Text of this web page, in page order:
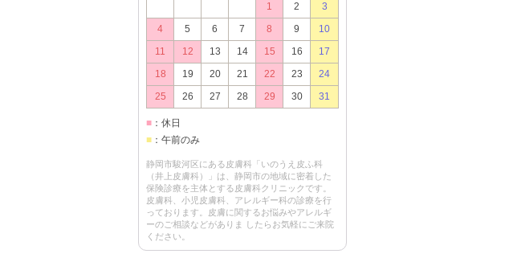
1
2
3
4
5 6 7 8 9
10
11
12 13 14 15 16
17
18
19 20 21 22 23
24
25
26 27 28 29 30 31
■ ：休日
■ ：午前のみ
静岡市駿河区にある皮膚科「いのうえ皮ふ科
（井上皮膚科）」は、静岡市の地域に密着した
保険診療を主体とする皮膚科クリニックです。
皮膚科、小児皮膚科、アレルギー科の診療を行
っております。皮膚に関するお悩みやアレルギ
ーのご相談などがありま したらお気軽にご来院
ください。